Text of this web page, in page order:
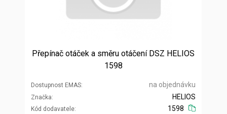
Přepínač otáček a směru otáčení DSZ HELIOS
1598
Dostupnost EMAS na objednávku
Značka
Kód dodavatele
HELIOS
1598